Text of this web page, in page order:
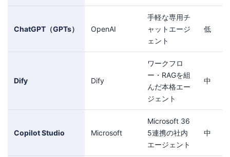
ChatGPT（GPTs） OpenAI
手軽な専用チ
ャットエージ
ェント
低
Dify Dify
ワークフロ
ー・RAGを組
んだ本格エー
ジェント
中
Copilot Studio Microsoft
Microsoft 36
5連携の社内
エージェント
中